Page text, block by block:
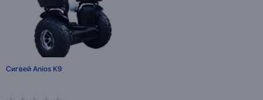
Сигвей Anios K9